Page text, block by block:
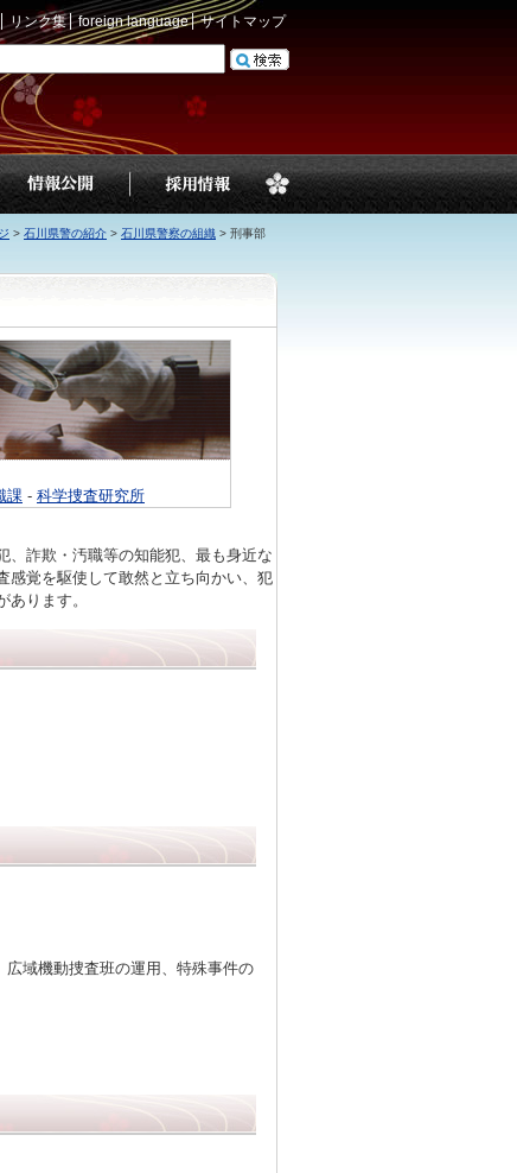
リンク集 foreign language サイトマップ
> 石川県警の紹介 > 石川県警察の組織 > 刑事部
課 - 科学捜査研究所
、詐欺・汚職等の知能犯、最も身近な
感覚を駆使して敢然と立ち向かい、犯
ります。
域機動捜査班の運用、特殊事件の